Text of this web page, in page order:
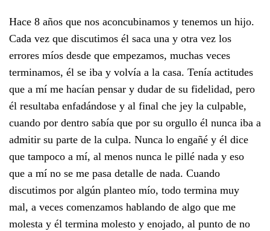
Hace 8 años que nos aconcubinamos y tenemos un hijo.
Cada vez que discutimos él saca una y otra vez los
errores míos desde que empezamos, muchas veces
terminamos, él se iba y volvía a la casa. Tenía actitudes
que a mí me hacían pensar y dudar de su fidelidad, pero
él resultaba enfadándose y al final che jey la culpable,
cuando por dentro sabía que por su orgullo él nunca iba a
admitir su parte de la culpa. Nunca lo engañé y él dice
que tampoco a mí, al menos nunca le pillé nada y eso
que a mí no se me pasa detalle de nada. Cuando
discutimos por algún planteo mío, todo termina muy
mal, a veces comenzamos hablando de algo que me
molesta y él termina molesto y enojado, al punto de no